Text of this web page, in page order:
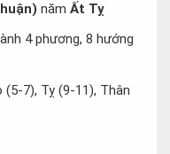
năm Ất Tỵ
4 phương, 8 hướng
(5-7), Tỵ (9-11), Thân